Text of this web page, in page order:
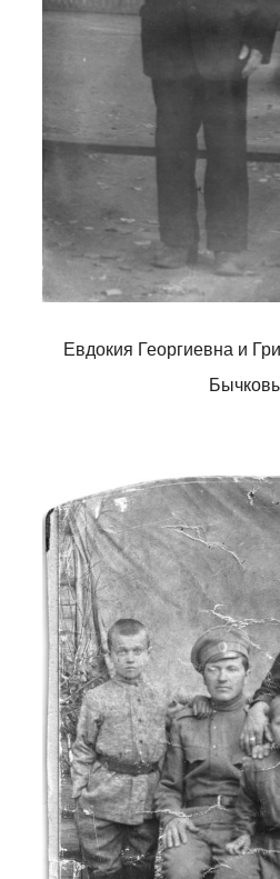
Евдокия Георгиевна и